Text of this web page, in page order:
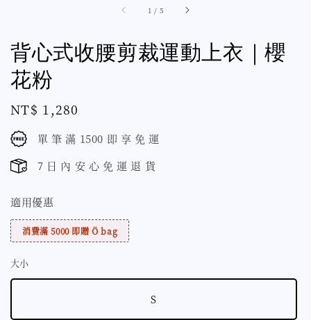
1 / 5
背心式收腰剪裁運動上衣｜櫻
花粉
Regular
price
NT$ 1,280
單 筆 滿 1500 即 享 免 運
7 日 內 安 心 免 運 退 貨
適用優惠
消費滿 5000 即贈 Ö bag
大小
S